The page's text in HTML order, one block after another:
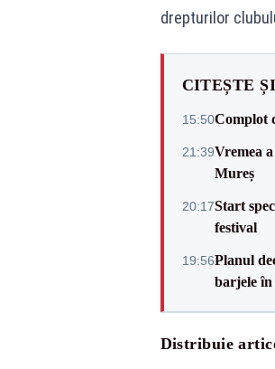
drepturilor
CITEȘTE ȘI
15:50Complot
21:39Vremea
Mureș
20:17Start
festival
19:56Planul
barjele
Distribuie